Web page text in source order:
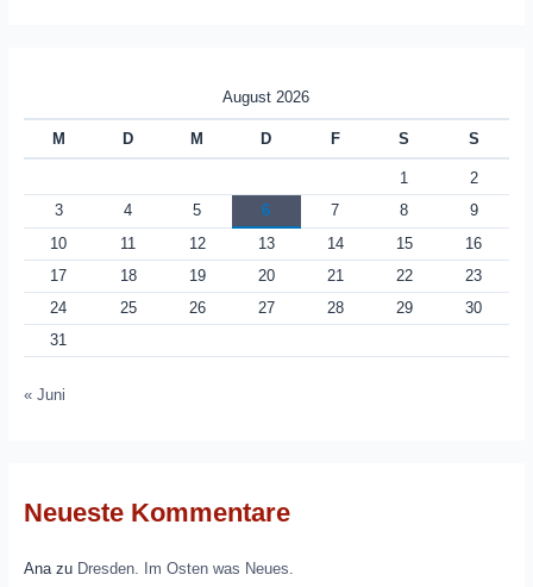
August 2026
M D M D F S S
1
2
3
4 5 6 7 8
9
10
11 12 13 14 15
16
17
18 19 20 21 22
23
24
25 26 27 28 29
30
31
« Juni
Neueste Kommentare
Anazu Dresden. Im Osten was Neues.